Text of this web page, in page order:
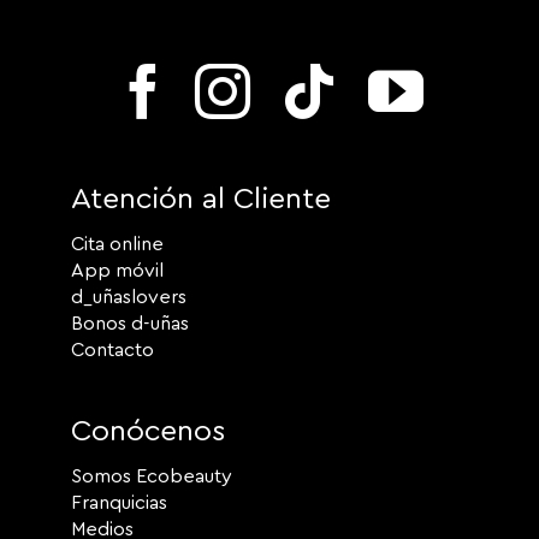
Atención al Cliente
Cita online
App móvil
d_uñaslovers
Bonos d-uñas
Contacto
Conócenos
Somos Ecobeauty
Franquicias
Medios